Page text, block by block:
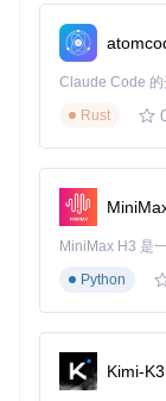
企业用户
自动分类，方便
微信数据备
除了基础的文件
聊天记录时间
文件类型智能
这些功能让你不
你遇到过哪些特
享你的经历和解
Rust
Python
Kimi-K3